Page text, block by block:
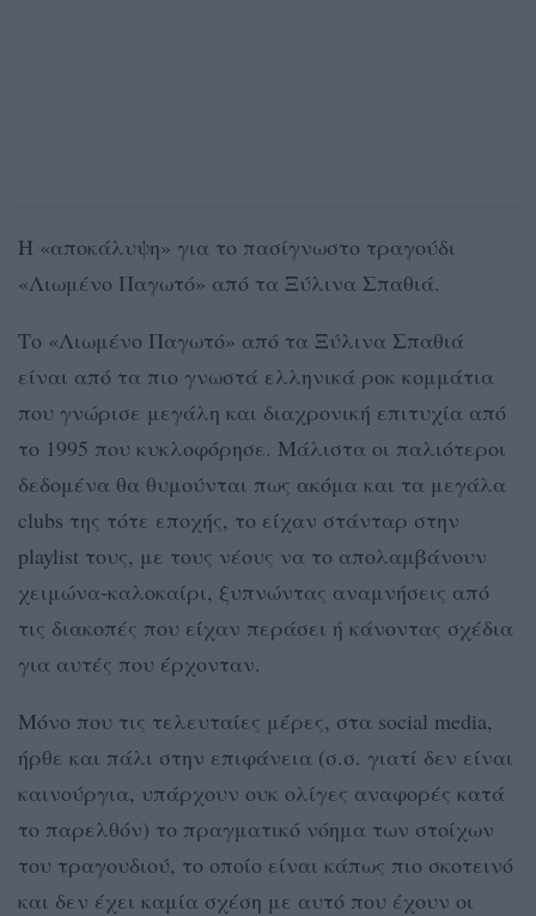
H «αποκάλυψη» για το πασίγνωστο τραγούδι
«Λιωμένο Παγωτό» από τα Ξύλινα Σπαθιά.
Το «Λιωμένο Παγωτό» από τα Ξύλινα Σπαθιά
είναι από τα πιο γνωστά ελληνικά ροκ κομμάτια
που γνώρισε μεγάλη και διαχρονική επιτυχία από
το 1995 που κυκλοφόρησε. Μάλιστα οι παλιότεροι
δεδομένα θα θυμούνται πως ακόμα και τα μεγάλα
clubs της τότε εποχής, το είχαν στάνταρ στην
playlist τους, με τους νέους να το απολαμβάνουν
χειμώνα-καλοκαίρι, ξυπνώντας αναμνήσεις από
τις διακοπές που είχαν περάσει ή κάνοντας σχέδια
για αυτές που έρχονταν.
Μόνο που τις τελευταίες μέρες, στα social media,
ήρθε και πάλι στην επιφάνεια (σ.σ. γιατί δεν είναι
καινούργια, υπάρχουν ουκ ολίγες αναφορές κατά
το παρελθόν) το πραγματικό νόημα των στοίχων
του τραγουδιού, το οποίο είναι κάπως πιο σκοτεινό
και δεν έχει καμία σχέση με αυτό που έχουν οι